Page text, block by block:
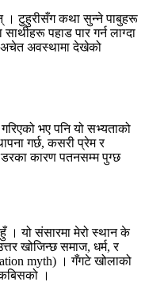
। टुहुरीसँग कथा सुन्ने पाबुहरू
पहाड पार गर्न लाग्दा
अचेत अवस्थामा देखेको
भए पनि यो सभ्यताको
गर्छ, कसरी प्रेम र
डरका कारण पतनसम्म पुग्छ
। यो संसारमा मेरो स्थान के
खोजिन्छ समाज, धर्म, र
myth) । गँगटे खोलाको
।